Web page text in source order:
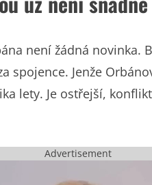
není žádná novinka.
spojence. Jenže
lety. Je ostřejší,
Advertisement